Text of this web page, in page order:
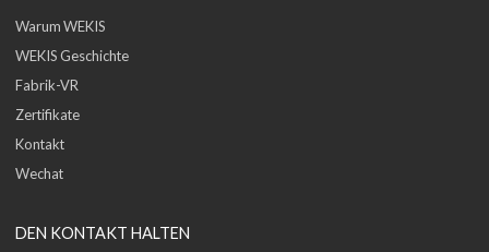
Warum WEKIS
WEKIS Geschichte
Fabrik-VR
Zertifikate
Kontakt
Wechat
DEN KONTAKT HALTEN